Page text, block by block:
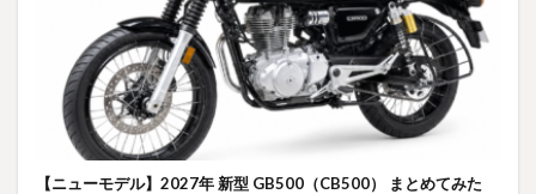
【ニューモデル】2027年 新型 GB500（CB500） まとめてみた